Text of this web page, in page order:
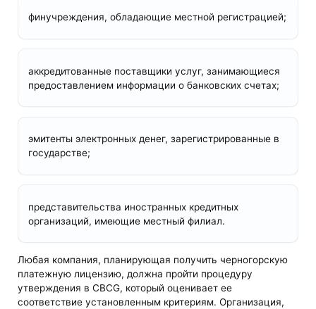
финучреждения, обладающие местной регистрацией;
аккредитованные поставщики услуг, занимающиеся
предоставлением информации о банковских счетах;
эмитенты электронных денег, зарегистрированные в
государстве;
представительства иностранных кредитных
организаций, имеющие местный филиал.
Любая компания, планирующая получить черногорскую
платежную лицензию, должна пройти процедуру
утверждения в CBCG, который оценивает ее
соответствие установленным критериям. Организация,